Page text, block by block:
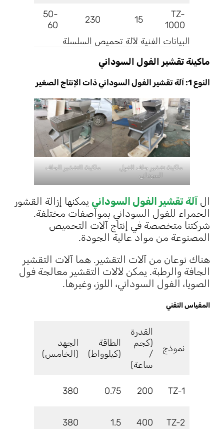
TZ-
1000
15
230
50-
60
البيانات الفنية لآلة تحميص السلسلة
ماكينة تقشير الفول السوداني
النوع 1: آلة تقشير الفول السوداني ذات الإنتاج الصغير
ماكينة تقشير جاف للفول
السوداني
ماكينة التقشير الجاف
ال آلة تقشير الفول السوداني يمكنها إزالة القشور
الحمراء للفول السوداني بمواصفات مختلفة.
شركتنا متخصصة في إنتاج آلات التحميص
المصنوعة من مواد عالية الجودة.
هناك نوعان من آلات التقشير. هما آلات التقشير
الجافة والرطبة. يمكن لآلات التقشير معالجة فول
الصويا، الفول السوداني، اللوز، وغيرها.
المقياس التقني
نموذج
القدرة
(كجم
/
ساعة)
الطاقة
(كيلوواط)
الجهد
(الخامس)
TZ-1
200
0.75
380
TZ-2
400
1.5
380